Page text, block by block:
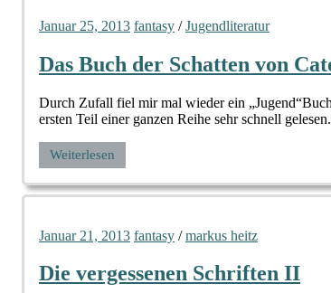
Januar 25, 2013 fantasy /Jugendliteratur
Das Buch der Schatten von
Durch Zufall fiel mir mal wieder ein
ersten Teil einer ganzen Reihe sehr schnell
Weiterlesen
Januar 21, 2013 fantasy /markus heitz
Die vergessenen Schriften II